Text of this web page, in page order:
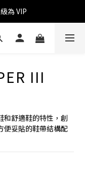
為 VIP
優惠
III
和舒適鞋的特性，創
便妥貼的鞋帶結構配